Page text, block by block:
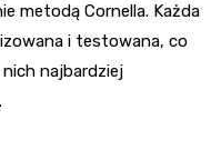
metodą Cornella. Każda
i testowana, co
najbardziej